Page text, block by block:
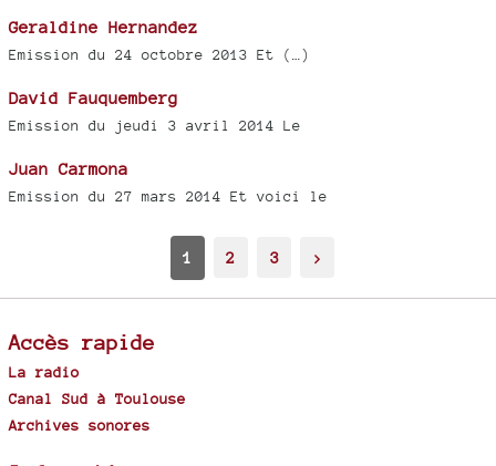
Geraldine Hernandez
Emission du 24 octobre 2013 Et (…)
David Fauquemberg
Emission du jeudi 3 avril 2014 Le
Juan Carmona
Emission du 27 mars 2014 Et voici le
1 2 3 >
Accès rapide
La radio
Canal Sud à Toulouse
Archives sonores